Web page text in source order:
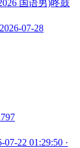
国语男)咚鼓
2026-07-28
07-22 01:29:50 ·